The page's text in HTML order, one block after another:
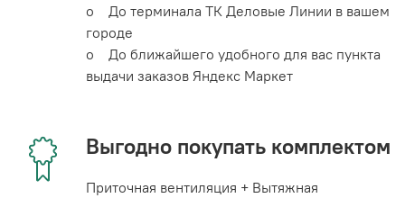
o До терминала ТК Деловые Линии в вашем
городе
o До ближайшего удобного для вас пункта
выдачи заказов Яндекс Маркет
Выгодно покупать комплектом
Приточная вентиляция + Вытяжная